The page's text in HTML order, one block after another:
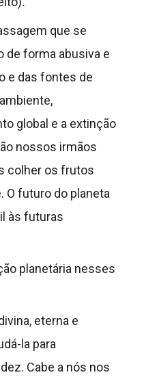
que se
de forma abusiva e
e das fontes de
global e a extinção
nossos irmãos
colher os frutos
O futuro do planeta
às futuras
planetária nesses
eterna e
la para
Cabe a nós nos